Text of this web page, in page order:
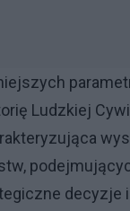
Ludzkiej
decyzje